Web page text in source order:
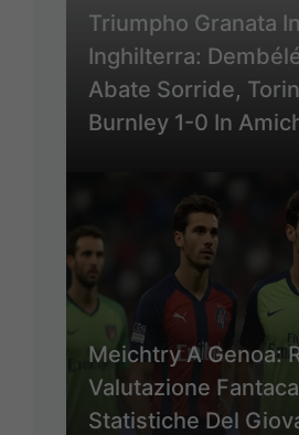
Triumpho Granata In
Inghilterra:
Abate Sorride,
Burnley 1-0 In
Meichtry A Genoa:
Valutazione
Statistiche Del